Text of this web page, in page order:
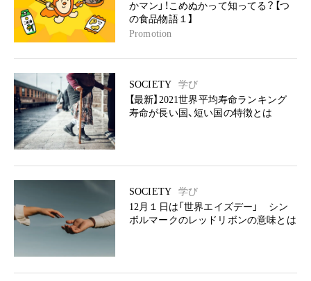
かマン」！こめぬかって知ってる？【つ
の食品物語１】
Promotion
SOCIETY
学び
【最新】2021世界平均寿命ランキング
寿命が長い国、短い国の特徴とは
SOCIETY
学び
12月１日は「世界エイズデー」 シン
ボルマークのレッドリボンの意味とは